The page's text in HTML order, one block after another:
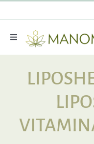
turinį
Toggle
Dovanos
Išpardavimas
Vitaminai ir maisto